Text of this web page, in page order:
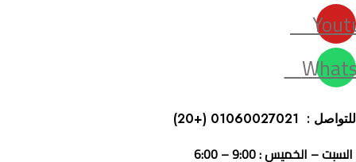
للتواصل : 01060027021 (+20)
السبت – الخميس : 9:00 – 6:00